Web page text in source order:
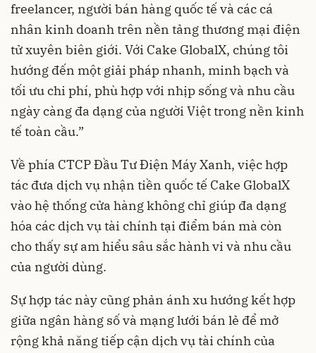
freelancer, người bán hàng quốc tế và các cá
nhân kinh doanh trên nền tảng thương mại điện
tử xuyên biên giới. Với Cake GlobalX, chúng tôi
hướng đến một giải pháp nhanh, minh bạch và
tối ưu chi phí, phù hợp với nhịp sống và nhu cầu
ngày càng đa dạng của người Việt trong nền kinh
tế toàn cầu.”
Về phía CTCP Đầu Tư Điện Máy Xanh, việc hợp
tác đưa dịch vụ nhận tiền quốc tế Cake GlobalX
vào hệ thống cửa hàng không chỉ giúp đa dạng
hóa các dịch vụ tài chính tại điểm bán mà còn
cho thấy sự am hiểu sâu sắc hành vi và nhu cầu
của người dùng.
Sự hợp tác này cũng phản ánh xu hướng kết hợp
giữa ngân hàng số và mạng lưới bán lẻ để mở
rộng khả năng tiếp cận dịch vụ tài chính của